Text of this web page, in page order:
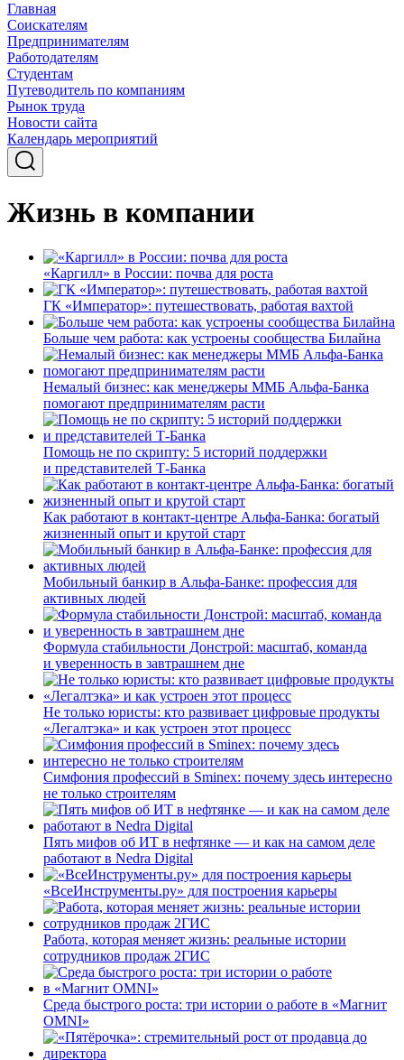
Главная
Соискателям
Предпринимателям
Работодателям
Студентам
Путеводитель по компаниям
Рынок труда
Новости сайта
Календарь мероприятий
Жизнь в компании
«Каргилл» в России: почва для роста
ГК «Император»: путешествовать, работая вахтой
Больше чем работа: как устроены сообщества Билайна
Немалый бизнес: как менеджеры ММБ Альфа-Банка
помогают предпринимателям расти
Помощь не по скрипту: 5 историй поддержки
и представителей Т-Банка
Как работают в контакт-центре Альфа-Банка: богатый
жизненный опыт и крутой старт
Мобильный банкир в Альфа-Банке: профессия для
активных людей
Формула стабильности Донстрой: масштаб, команда
и уверенность в завтрашнем дне
Не только юристы: кто развивает цифровые продукты
«Легалтэка» и как устроен этот процесс
Симфония профессий в Sminex: почему здесь интересно
не только строителям
Пять мифов об ИТ в нефтянке — и как на самом деле
работают в Nedra Digital
«ВсеИнструменты.ру» для построения карьеры
Работа, которая меняет жизнь: реальные истории
сотрудников продаж 2ГИС
Среда быстрого роста: три истории о работе в «Магнит
OMNI»